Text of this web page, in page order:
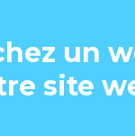
un
site